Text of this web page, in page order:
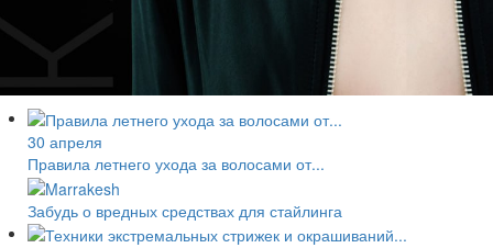
30 апреля
Правила летнего ухода за волосами от...
Забудь о вредных средствах для стайлинга